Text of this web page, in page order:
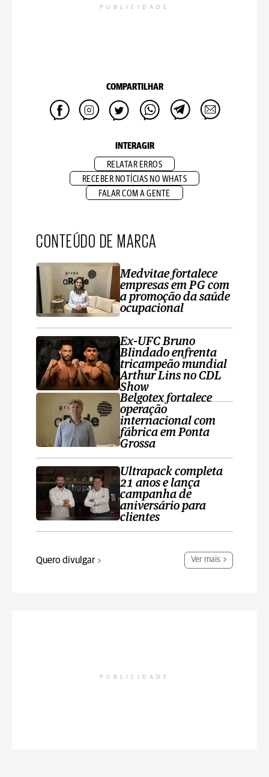
PUBLICIDADE
COMPARTILHAR
INTERAGIR
RELATAR ERROS
RECEBER NOTÍCIAS NO WHATS
FALAR COM A GENTE
CONTEÚDO DE MARCA
Medvitae fortalece
empresas em PG com
a promoção da saúde
ocupacional
Ex-UFC Bruno
Blindado enfrenta
tricampeão mundial
Arthur Lins no CDL
Show
Belgotex fortalece
operação
internacional com
fábrica em Ponta
Grossa
Ultrapack completa
21 anos e lança
campanha de
aniversário para
clientes
Quero divulgar Ver mais
PUBLICIDADE